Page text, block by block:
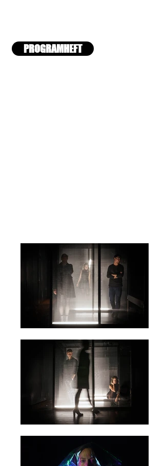
PROGRAMHEFT